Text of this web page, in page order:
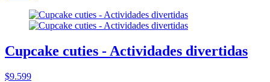
Cupcake cuties - Actividades divertidas
$9.599